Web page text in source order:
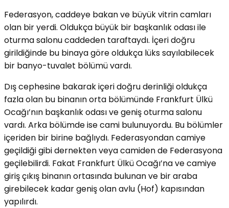
Federasyon, caddeye bakan ve büyük vitrin camları
olan bir yerdi. Oldukça büyük bir başkanlık odası ile
oturma salonu caddeden taraftaydı. İçeri doğru
girildiğinde bu binaya göre oldukça lüks sayılabilecek
bir banyo-tuvalet bölümü vardı.
Dış cephesine bakarak içeri doğru derinliği oldukça
fazla olan bu binanın orta bölümünde Frankfurt Ülkü
Ocağı’nın başkanlık odası ve geniş oturma salonu
vardı. Arka bölümde ise cami bulunuyordu. Bu bölümler
içeriden bir birine bağlıydı. Federasyondan camiye
geçildiği gibi dernekten veya camiden de Federasyona
geçilebilirdi. Fakat Frankfurt Ülkü Ocağı’na ve camiye
giriş çıkış binanın ortasında bulunan ve bir araba
girebilecek kadar geniş olan avlu (Hof) kapısından
yapılırdı.